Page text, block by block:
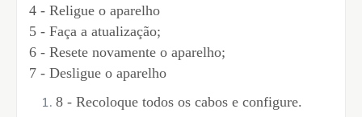
4 - Religue o aparelho
5 - Faça a atualização;
6 - Resete novamente o aparelho;
7 - Desligue o aparelho
8 - Recoloque todos os cabos e configure.